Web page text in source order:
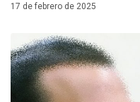
17 de febrero de 2025